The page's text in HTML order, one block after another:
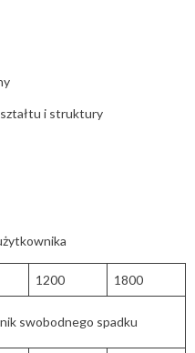
i struktury
1200 1800
swobodnego spadku